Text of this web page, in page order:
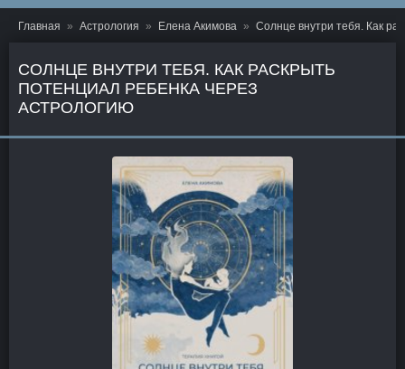
Главная Астрология Елена Акимова Солнце внутри тебя. Как
СОЛНЦЕ ВНУТРИ ТЕБЯ. КАК РАСКРЫТЬ
ПОТЕНЦИАЛ РЕБЕНКА ЧЕРЕЗ
АСТРОЛОГИЮ